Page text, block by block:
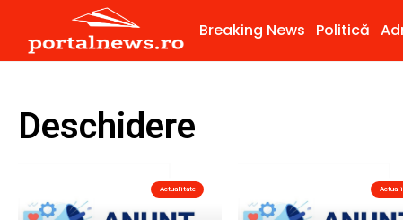
Breaking News Politică
Deschidere
Actualitate